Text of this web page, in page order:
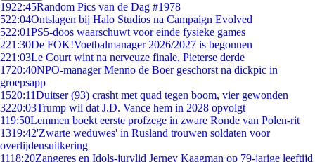
1922:45Random Pics van de Dag #1978
522:04Ontslagen bij Halo Studios na Campaign Evolved
522:01PS5-doos waarschuwt voor einde fysieke games
221:30De FOK!Voetbalmanager 2026/2027 is begonnen
221:03Le Court wint na nerveuze finale, Pieterse derde
1720:40NPO-manager Menno de Boer geschorst na dickpic in
groepsapp
1520:11Duitser (93) crasht met quad tegen boom, vier gewonden
3220:03Trump wil dat J.D. Vance hem in 2028 opvolgt
119:50Lemmen boekt eerste profzege in zware Ronde van Polen-rit
1319:42'Zwarte weduwes' in Rusland trouwen soldaten voor
overlijdensuitkering
1118:20Zangeres en Idols-jurylid Jerney Kaagman op 79-jarige leeftijd